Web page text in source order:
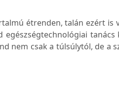
étrenden, talán ezért is
tanács
nem csak a túlsúlytól, de a